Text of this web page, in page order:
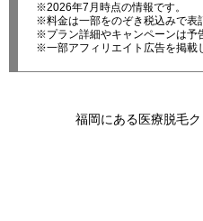
※2026年7月時点の情報です。
※料金は一部をのぞき税込みで表
※プラン詳細やキャンペーンは予
※一部アフィリエイト広告を掲載
福岡にある医療脱毛